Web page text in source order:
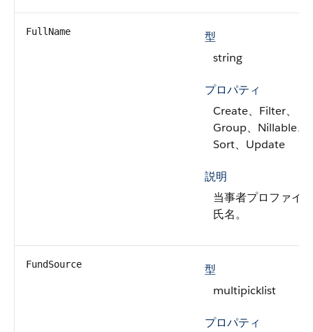
FullName
型
string
プロパティ
Create、Filter、
Group、Nillable、
Sort、Update
説明
当事者プロファイ
氏名。
FundSource
型
multipicklist
プロパティ